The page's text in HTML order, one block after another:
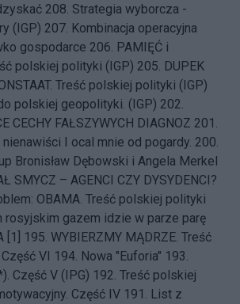
208. Strategia wyborcza -
(IGP) 207. Kombinacja operacyjna
gospodarce 206. PAMIĘĆ i
polskiej polityki (IGP) 205. DUPEK
Treść polskiej polityki (IGP)
polskiej geopolityki. (IGP) 202.
CECHY FAŁSZYWYCH DIAGNOZ 201.
I ocal mnie od pogardy. 200.
Bronisław Dębowski i Angela Merkel
SMYCZ – AGENCI CZY DYSYDENCI?
OBAMA. Treść polskiej polityki
rosyjskim gazem idzie w parze parę
[1] 195. WYBIERZMY MĄDRZE. Treść
VI 194. Nowa "Euforia" 193.
Część V (IPG) 192. Treść polskiej
Część IV 191.
List z